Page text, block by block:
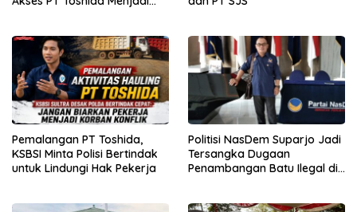
Pemalangan PT Toshida,
KSBSI Minta Polisi Bertindak
untuk Lindungi Hak Pekerja
Politisi NasDem Suparjo Jadi
Tersangka Dugaan
Penambangan Batu Ilegal di